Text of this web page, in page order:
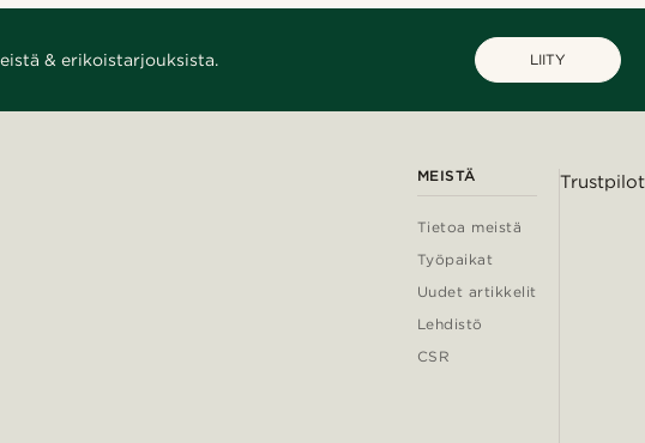
& erikoistarjouksista. LIITY
MEISTÄ
Tietoa meistä
Työpaikat
Uudet artikkelit
Lehdistö
CSR
Trustpilot